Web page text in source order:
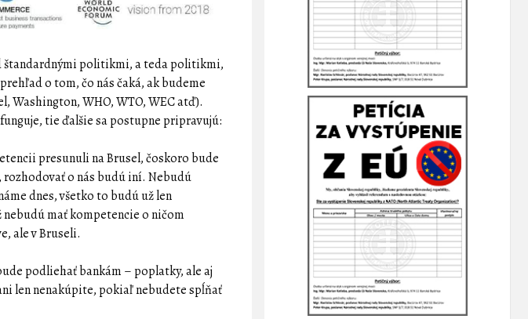
štandardnými politikmi, a teda politikmi,
o tom, čo nás čaká, ak budeme
Washington, WHO, WTO, WEC atď).
tie ďalšie sa postupne pripravujú:
presunuli na Brusel, čoskoro bude
o nás budú iní. Nebudú
dnes, všetko to budú už len
nebudú mať kompetencie o ničom
ale v Bruseli.
podliehať bankám – poplatky, ale aj
len nenakúpite, pokiaľ nebudete spĺňať